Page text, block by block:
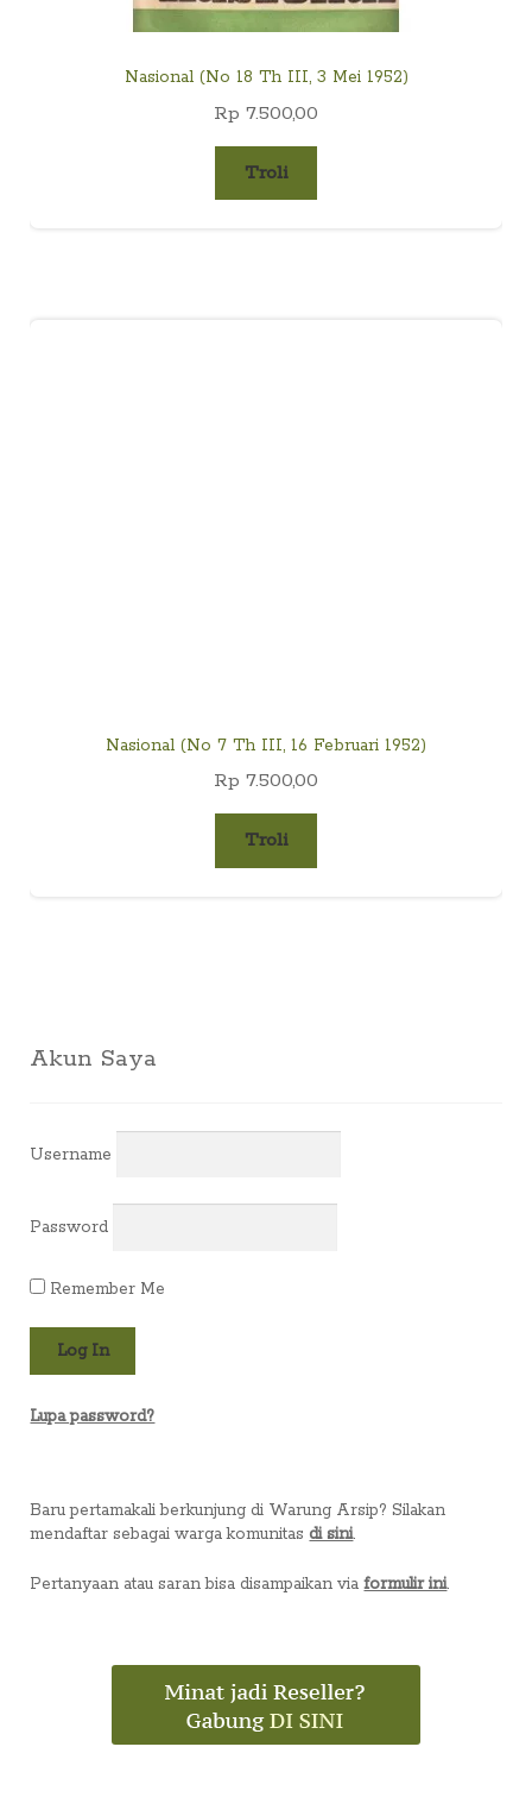
Nasional (No 18 Th III, 3 Mei 1952)
Rp 7.500,00
Troli
Nasional (No 7 Th III, 16 Februari 1952)
Rp 7.500,00
Troli
Akun Saya
Username
Password
Remember Me
Lupa password?
Baru pertamakali berkunjung di Warung Arsip? Silakan
mendaftar sebagai warga komunitas di sini.
Pertanyaan atau saran bisa disampaikan viaformulir ini.